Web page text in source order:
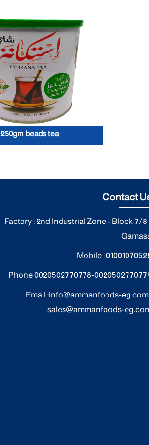
250gm beads tea
Contact
Factory : 2nd Industrial Zone - Block 7/
Mobile :
Phone0020502770778-
Email :info@ammanfoods-eg.com
sales@ammanfoods-